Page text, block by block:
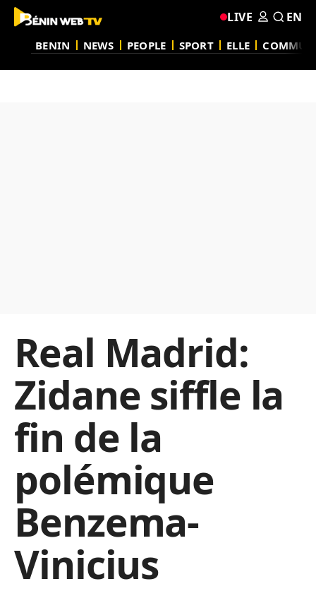
BENIN NEWS PEOPLE SPORT ELLE
LIVE EN
Real Madrid:
Zidane siffle la
fin de la
polémique
Benzema-
Vinicius